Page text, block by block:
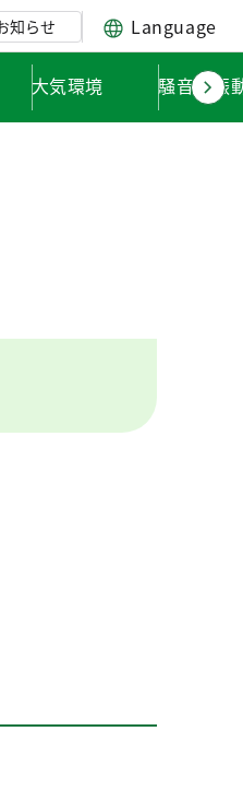
知らせ Language
大気環境 騒音・振